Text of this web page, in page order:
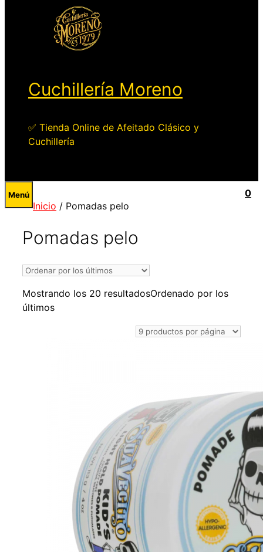
Cuchillería Moreno
✅ Tienda Online de Afeitado Clásico y
Cuchillería
0
Menú
Inicio / Pomadas pelo
Pomadas pelo
Mostrando los 20 resultadosOrdenado por los
últimos